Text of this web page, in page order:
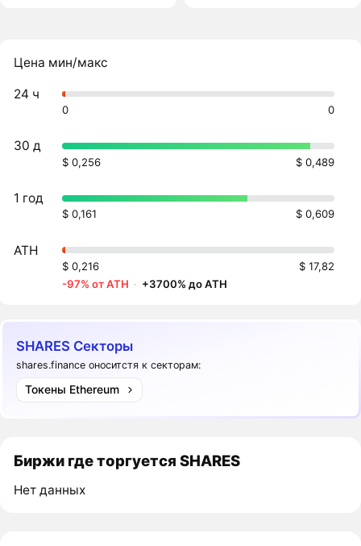
Цена мин/макс
24 ч
0 0
30 д
$ 0,256 $ 0,489
1 год
$ 0,161 $ 0,609
ATH
$ 0,216
$ 17,82
-97% от ATH · +3700% до ATH
SHARES Секторы
shares.finance оноситстя к секторам:
Токены Ethereum
Биржи где торгуется SHARES
Нет данных